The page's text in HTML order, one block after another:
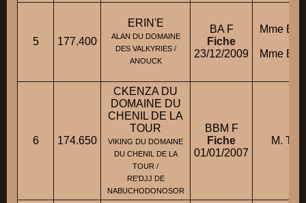
5 177.400
ERIN'E
ALAN DU DOMAINE
DES VALKYRIES /
ANOUCK
BA F
Fiche
23/12/2009
Mme
Mme
6 174.650
CKENZA DU
DOMAINE DU
CHENIL DE LA
TOUR
VIKING DU DOMAINE
DU CHENIL DE LA
TOUR /
RE'DJJ DE
NABUCHODONOSOR
BBM F
Fiche
01/01/2007
M.